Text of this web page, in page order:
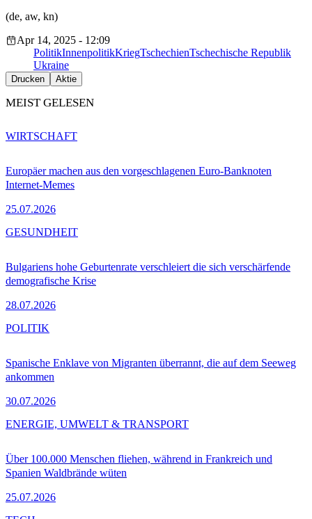
(de, aw, kn)
Apr 14, 2025 - 12:09
PolitikInnenpolitikKriegTschechienTschechische Republik
Ukraine
Drucken Aktie
MEIST GELESEN
Europäer machen aus den vorgeschlagenen Euro-Banknoten
Internet-Memes
25.07.2026
WIRTSCHAFT
Bulgariens hohe Geburtenrate verschleiert die sich verschärfende
demografische Krise
28.07.2026
GESUNDHEIT
Spanische Enklave von Migranten überrannt, die auf dem Seeweg
ankommen
30.07.2026
POLITIK
Über 100.000 Menschen fliehen, während in Frankreich und
Spanien Waldbrände wüten
25.07.2026
ENERGIE, UMWELT & TRANSPORT